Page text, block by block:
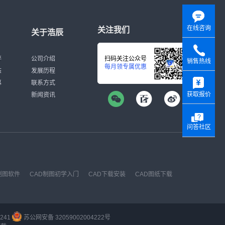
关于浩辰
公司介绍
发展历程
联系方式
新闻资讯
关注我们
扫码关注公众号
每月领专属优惠
图软件 CAD制图初学入门 CAD下载安装
CAD图纸下载
苏公网安备 32059002004222号
在线咨询
销售热线
获取报价
问答社区